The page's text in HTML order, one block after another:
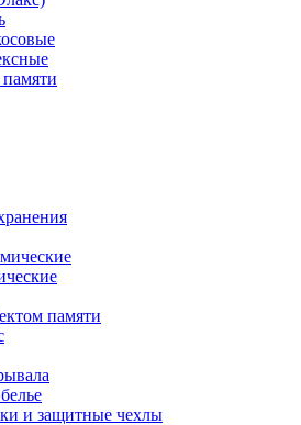
памяти
и защитные чехлы